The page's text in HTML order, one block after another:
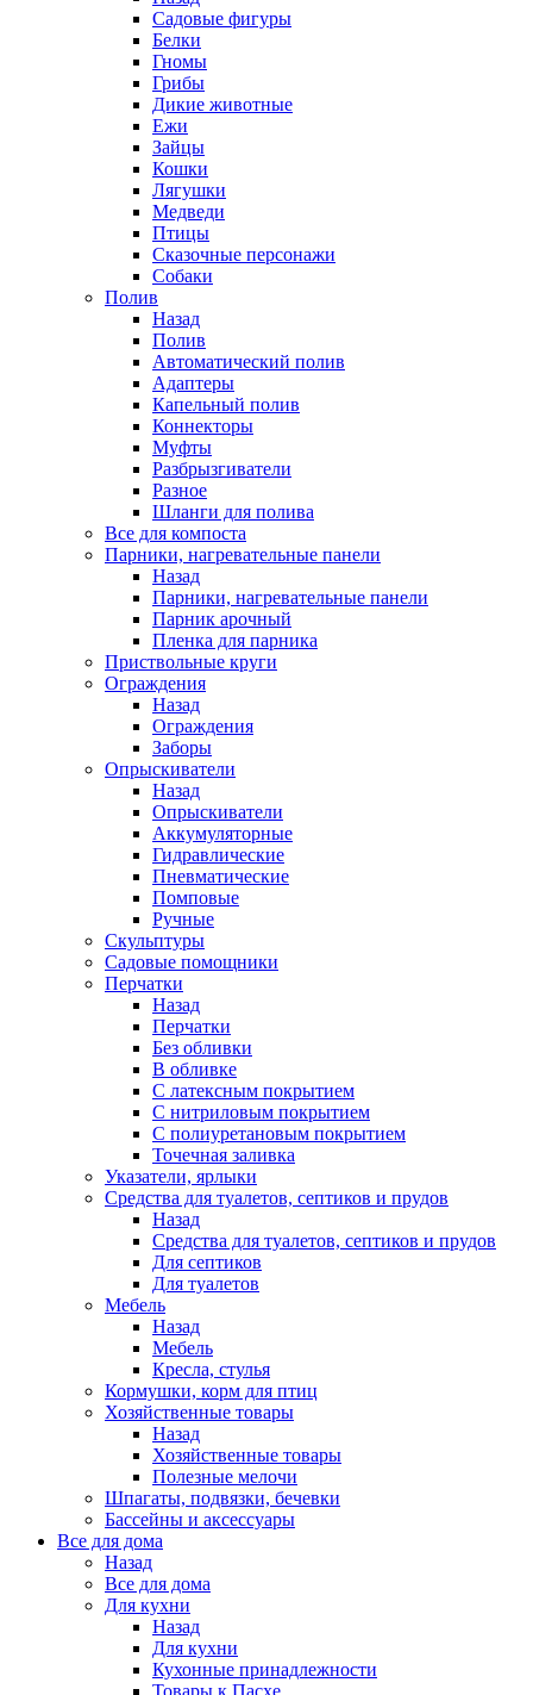
Садовые фигуры
Белки
Гномы
Грибы
Дикие животные
Ежи
Зайцы
Кошки
Лягушки
Медведи
Птицы
Сказочные персонажи
Собаки
Полив
Назад
Полив
Автоматический полив
Адаптеры
Капельный полив
Коннекторы
Муфты
Разбрызгиватели
Разное
Шланги для полива
Все для компоста
Парники, нагревательные панели
Назад
Парники, нагревательные панели
Парник арочный
Пленка для парника
Приствольные круги
Ограждения
Назад
Ограждения
Заборы
Опрыскиватели
Назад
Опрыскиватели
Аккумуляторные
Гидравлические
Пневматические
Помповые
Ручные
Скульптуры
Садовые помощники
Перчатки
Назад
Перчатки
Без обливки
В обливке
С латексным покрытием
С нитриловым покрытием
С полиуретановым покрытием
Точечная заливка
Указатели, ярлыки
Средства для туалетов, септиков и прудов
Назад
Средства для туалетов, септиков и прудов
Для септиков
Для туалетов
Мебель
Назад
Мебель
Кресла, стулья
Кормушки, корм для птиц
Хозяйственные товары
Назад
Хозяйственные товары
Полезные мелочи
Шпагаты, подвязки, бечевки
Бассейны и аксессуары
Все для дома
Назад
Все для дома
Для кухни
Назад
Для кухни
Кухонные принадлежности
Товары к Пасхе